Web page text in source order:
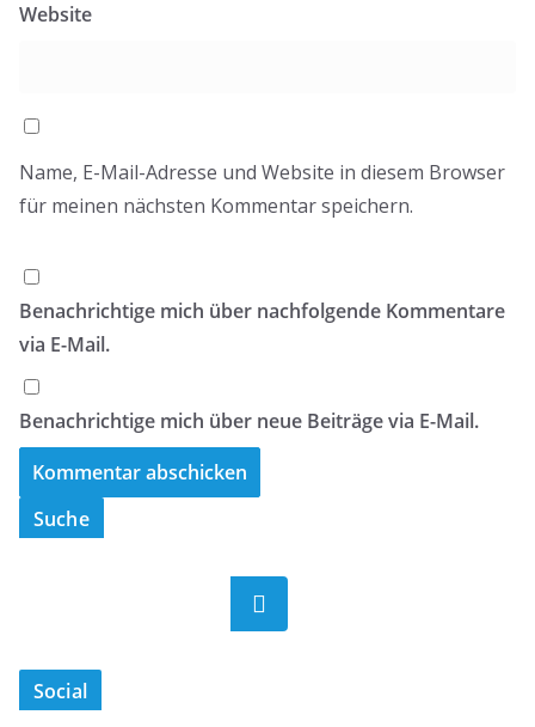
Website
Name, E-Mail-Adresse und Website in diesem Browser
für meinen nächsten Kommentar speichern.
Benachrichtige mich über nachfolgende Kommentare
via E-Mail.
Benachrichtige mich über neue Beiträge via E-Mail.
Suche
Suchen
Social